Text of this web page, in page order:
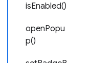
isEnabled()
openPopu
p()